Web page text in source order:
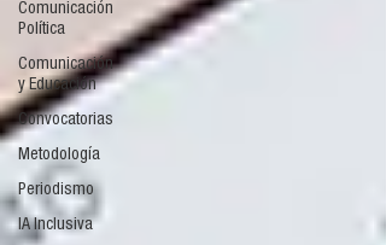
Comunicación
Política
Comunicación
y Educación
Convocatorias
Metodología
Periodismo
IA Inclusiva